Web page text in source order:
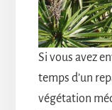
Si vous avez
temps d’un
végétation